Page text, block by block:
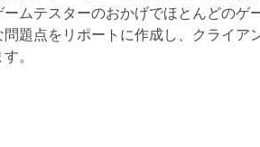
テスターのおかげでほとんどのゲ
題点をリポートに作成し、クライ
。